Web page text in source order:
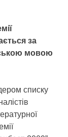
за
мовою
списку